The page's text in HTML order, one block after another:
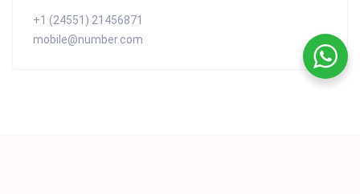
+1 (24551) 21456871
mobile@number.com